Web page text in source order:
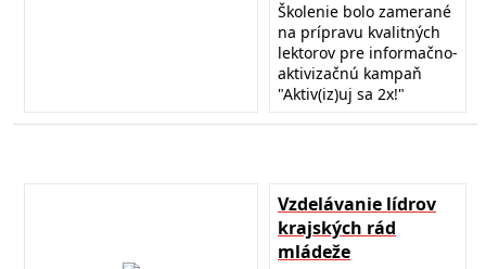
Školenie bolo zamerané
na prípravu kvalitných
lektorov pre informačno-
aktivizačnú kampaň
"Aktiv(iz)uj sa 2x!"
Vzdelávanie lídrov
krajských rád
mládeže